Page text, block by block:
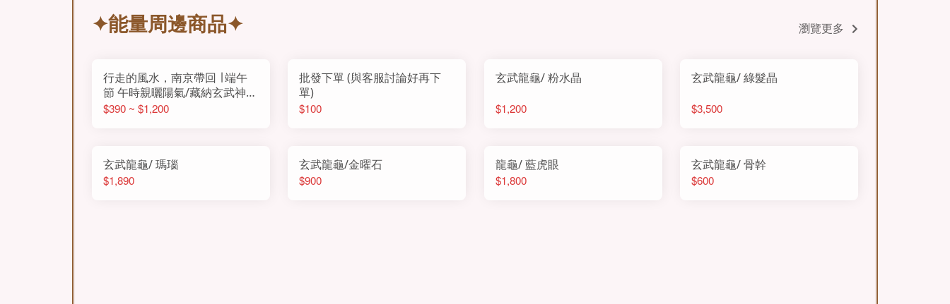
✦能量周邊商品✦ 瀏覽更多
行走的風水，南京帶回 ∣ 端午
節 午時親曬陽氣/藏納玄武神獸
之氣
$390 ~ $1,200
批發下單 (與客服討論好再下
單)
$100
玄武龍龜/ 粉水晶
$1,200
玄武龍龜/ 綠髮晶
$3,500
玄武龍龜/ 瑪瑙
$1,890
玄武龍龜/金曜石
$900
龍龜/ 藍虎眼
$1,800
玄武龍龜/ 骨幹
$600